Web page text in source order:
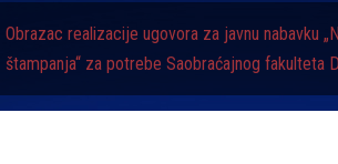
Obrazac realizacije ugovora za javnu nabavku
štampanja“ za potrebe Saobraćajnog fakulteta